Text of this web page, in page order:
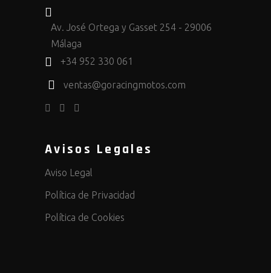
Av. José Ortega y Gasset 254 - 29006
Málaga
+34 952 330 061
ventas@goracingmotos.com
Avisos Legales
Aviso Legal
Política de Privacidad
Política de Cookies